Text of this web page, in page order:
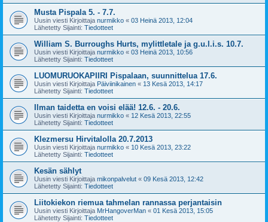
Musta Pispala 5. - 7.7.
Uusin viesti Kirjoittaja nurmikko « 03 Heinä 2013, 12:04
Lähetetty Sijainti: Tiedotteet
William S. Burroughs Hurts, mylittletale ja g.u.l.i.s. 10.7.
Uusin viesti Kirjoittaja nurmikko « 03 Heinä 2013, 10:56
Lähetetty Sijainti: Tiedotteet
LUOMURUOKAPIIRI Pispalaan, suunnittelua 17.6.
Uusin viesti Kirjoittaja Päiviinikainen « 13 Kesä 2013, 14:17
Lähetetty Sijainti: Tiedotteet
Ilman taidetta en voisi elää! 12.6. - 20.6.
Uusin viesti Kirjoittaja nurmikko « 12 Kesä 2013, 22:55
Lähetetty Sijainti: Tiedotteet
Klezmersu Hirvitalolla 20.7.2013
Uusin viesti Kirjoittaja nurmikko « 10 Kesä 2013, 23:22
Lähetetty Sijainti: Tiedotteet
Kesän sählyt
Uusin viesti Kirjoittaja mikonpalvelut « 09 Kesä 2013, 12:42
Lähetetty Sijainti: Tiedotteet
Liitokiekon riemua tahmelan rannassa perjantaisin
Uusin viesti Kirjoittaja MrHangoverMan « 01 Kesä 2013, 15:05
Lähetetty Sijainti: Tiedotteet